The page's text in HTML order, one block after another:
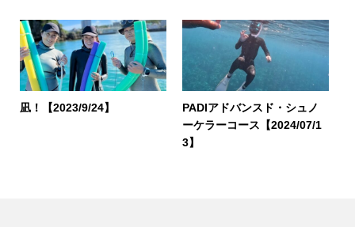
凪！【2023/9/24】
PADIアドバンスド・シュノ
ーケラーコース【2024/07/1
3】